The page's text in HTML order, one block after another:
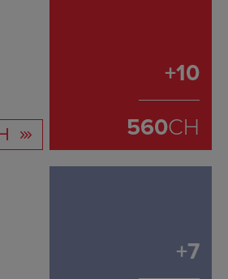
+10
560CH
+7